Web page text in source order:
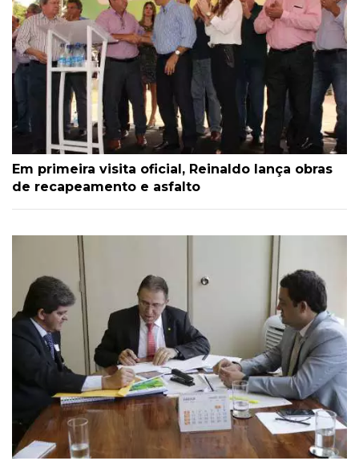
Em primeira visita oficial, Reinaldo lança obras
de recapeamento e asfalto